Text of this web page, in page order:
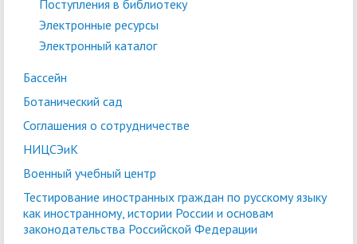
Поступления в библиотеку
Электронные ресурсы
Электронный каталог
Бассейн
Ботанический сад
Соглашения о сотрудничестве
НИЦСЭиК
Военный учебный центр
Тестирование иностранных граждан по русскому языку
как иностранному, истории России и основам
законодательства Российской Федерации